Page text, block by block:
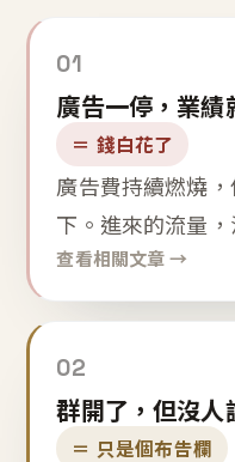
01
廣告一停，業績
＝ 錢白花了
廣告費持續燃燒
下。進來的流量
查看相關文章 →
02
群開了，但沒人
＝ 只是個布告欄